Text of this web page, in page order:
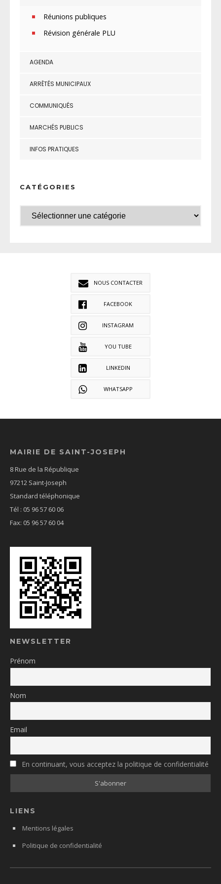
Réunions publiques
Révision générale PLU
AGENDA
ARRÊTÉS MUNICIPAUX
COMMUNIQUÉS
MARCHÉS PUBLICS
INFOS PRATIQUES
CATÉGORIES
NOUS CONTACTER
FACEBOOK
INSTAGRAM
YOU TUBE
LINKEDIN
WHATSAPP
MAIRIE DE SAINT-JOSEPH
8 Rue de la République
97212 Saint-Joseph
Standard téléphonique
Tél : 05 96 57 60 06
Fax: 05 96 57 60 04
NEWSLETTER
Prénom
Nom
Email
En continuant, vous acceptez la politique de confidentialité
LIENS
Mentions légales
Politique de confidentialité